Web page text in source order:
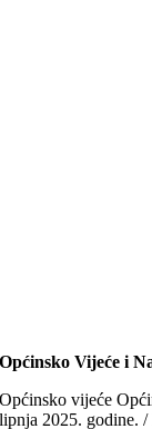
Općinsko Vijeće i
Općinsko vijeće
lipnja 2025. godine.